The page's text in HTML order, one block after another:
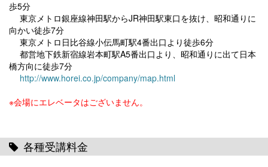
歩5分
東京メトロ銀座線神田駅からJR神田駅東口を抜け、昭和通りに
向かい徒歩7分
東京メトロ日比谷線小伝馬町駅4番出口より徒歩6分
都営地下鉄新宿線岩本町駅A5番出口より、昭和通りに出て日本
橋方向に徒歩7分
http://www.horei.co.jp/company/map.html
※会場にエレベータはございません。
各種受講料金